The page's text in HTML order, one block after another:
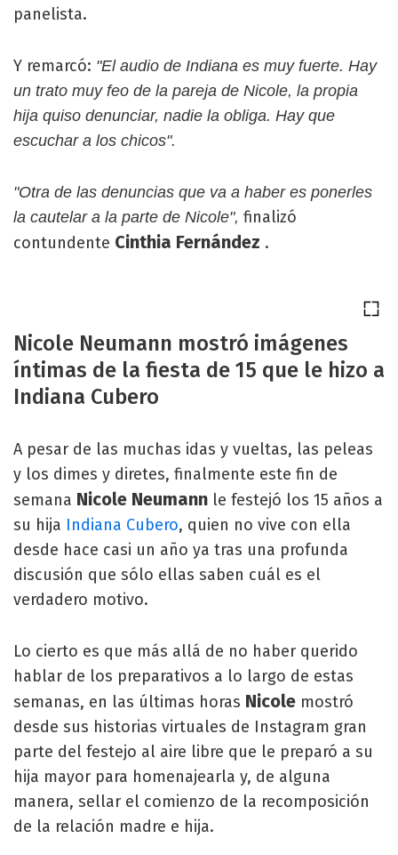
panelista.
Y remarcó: "El audio de Indiana es muy fuerte. Hay
un trato muy feo de la pareja de Nicole, la propia
hija quiso denunciar, nadie la obliga. Hay que
escuchar a los chicos".
"Otra de las denuncias que va a haber es ponerles
la cautelar a la parte de Nicole", finalizó
contundente Cinthia Fernández .
Nicole Neumann mostró imágenes
íntimas de la fiesta de 15 que le hizo a
Indiana Cubero
A pesar de las muchas idas y vueltas, las peleas
y los dimes y diretes, finalmente este fin de
semana Nicole Neumann le festejó los 15 años a
su hija Indiana Cubero, quien no vive con ella
desde hace casi un año ya tras una profunda
discusión que sólo ellas saben cuál es el
verdadero motivo.
Lo cierto es que más allá de no haber querido
hablar de los preparativos a lo largo de estas
semanas, en las últimas horas Nicole mostró
desde sus historias virtuales de Instagram gran
parte del festejo al aire libre que le preparó a su
hija mayor para homenajearla y, de alguna
manera, sellar el comienzo de la recomposición
de la relación madre e hija.